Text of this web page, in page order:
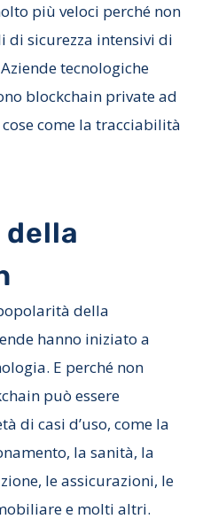
più veloci perché non
di sicurezza intensivi di
tecnologiche
blockchain private ad
come la tracciabilità
della
della
hanno iniziato a
E perché non
può essere
di casi d’uso, come la
la sanità, la
le assicurazioni, le
e molti altri.